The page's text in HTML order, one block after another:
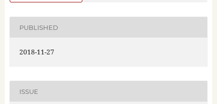
PUBLISHED
2018-11-27
ISSUE